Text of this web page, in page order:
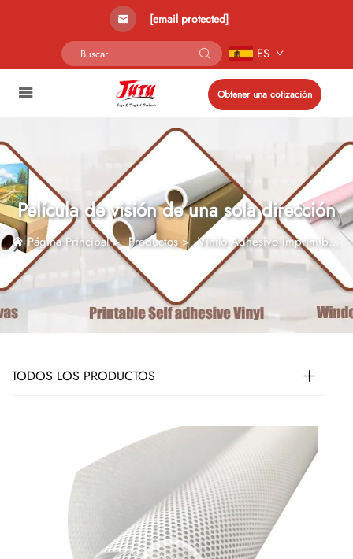
[email protected]
ES
Obtener una cotización
Película de visión de una sola dirección
Página Principal>Productos>Vinilo Adhesivo Imprimible
TODOS LOS PRODUCTOS